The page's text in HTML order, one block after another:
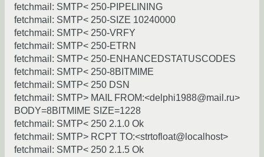
fetchmail: SMTP< 250-PIPELINING
fetchmail: SMTP< 250-SIZE 10240000
fetchmail: SMTP< 250-VRFY
fetchmail: SMTP< 250-ETRN
fetchmail: SMTP< 250-ENHANCEDSTATUSCODES
fetchmail: SMTP< 250-8BITMIME
fetchmail: SMTP< 250 DSN
fetchmail: SMTP> MAIL FROM:<delphi1988@mail.ru>
BODY=8BITMIME SIZE=1228
fetchmail: SMTP< 250 2.1.0 Ok
fetchmail: SMTP> RCPT TO:<strtofloat@localhost>
fetchmail: SMTP< 250 2.1.5 Ok